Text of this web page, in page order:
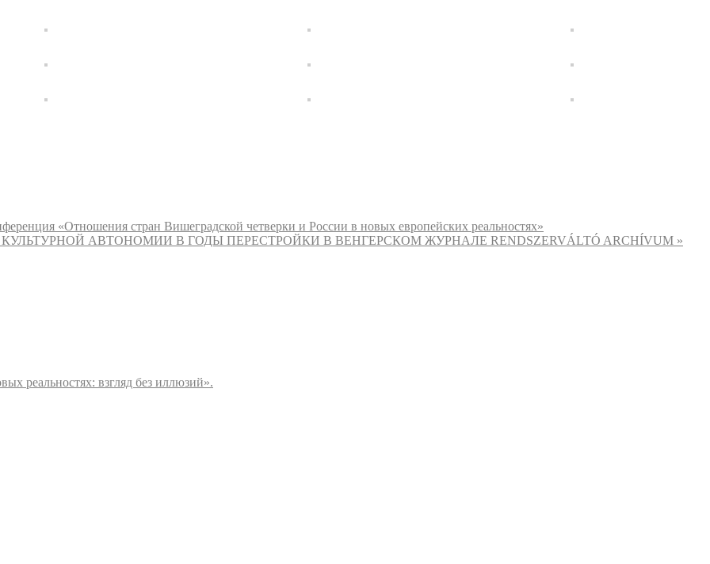
«Отношения стран Вишеградской четверки и России в новых европейских реальностях»
АВТОНОМИИ В ГОДЫ ПЕРЕСТРОЙКИ В ВЕНГЕРСКОМ ЖУРНАЛЕ RENDSZERVÁLTÓ ARCHÍVUM »